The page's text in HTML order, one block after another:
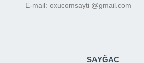
E-mail: oxucomsayti @gmail.com
SAYĞAC